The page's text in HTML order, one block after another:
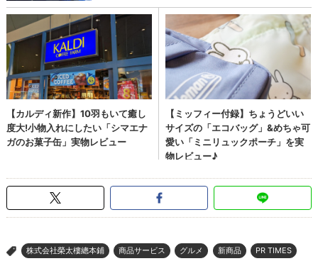
> 株式会社榮太樓總本鋪 商品サービス グルメ 新商品 PR TIMES